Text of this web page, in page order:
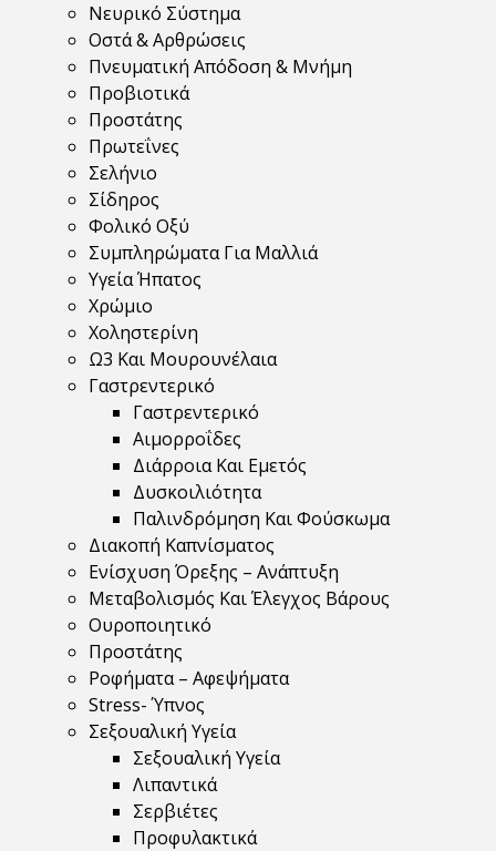
Νευρικό Σύστημα
Οστά & Αρθρώσεις
Πνευματική Απόδοση & Μνήμη
Προβιοτικά
Προστάτης
Πρωτεΐνες
Σελήνιο
Σίδηρος
Φολικό Οξύ
Συμπληρώματα Για Μαλλιά
Υγεία Ήπατος
Χρώμιο
Χοληστερίνη
Ω3 Και Μουρουνέλαια
Γαστρεντερικό
Γαστρεντερικό
Αιμορροΐδες
Διάρροια Και Εμετός
Δυσκοιλιότητα
Παλινδρόμηση Και Φούσκωμα
Διακοπή Καπνίσματος
Ενίσχυση Όρεξης – Ανάπτυξη
Μεταβολισμός Και Έλεγχος Βάρους
Ουροποιητικό
Προστάτης
Ροφήματα – Αφεψήματα
Stress- Ύπνος
Σεξουαλική Υγεία
Σεξουαλική Υγεία
Λιπαντικά
Σερβιέτες
Προφυλακτικά